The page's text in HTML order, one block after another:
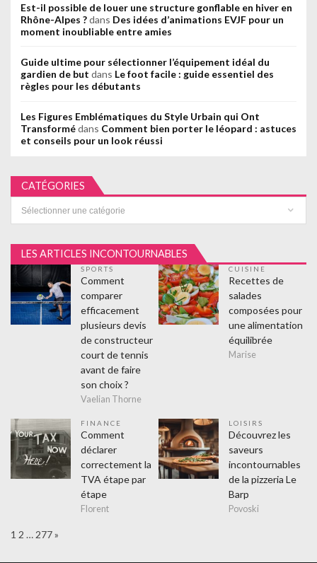
Est-il possible de louer une structure gonflable en hiver en
Rhône-Alpes ?dans Des idées d’animations EVJF pour un
moment inoubliable entre amies
Guide ultime pour sélectionner l’équipement idéal du
gardien de but dans Le foot facile : guide essentiel des
règles pour les débutants
Les Figures Emblématiques du Style Urbain qui Ont
Transformédans Comment bien porter le léopard : astuces
et conseils pour un look réussi
CATÉGORIES
LES ARTICLES INCONTOURNABLES
SPORTS
Comment
comparer
efficacement
plusieurs devis
de constructeur
court de tennis
avant de faire
son choix ?
Vaelian Thorne
CUISINE
Recettes de
salades
composées pour
une alimentation
équilibrée
Marise
FINANCE
Comment
déclarer
correctement la
TVA étape par
étape
Florent
LOISIRS
Découvrez les
saveurs
incontournables
de la pizzeria Le
Barp
Povoski
Page:
1 2 … 277Next
»